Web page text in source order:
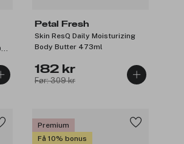
Petal Fresh
Skin ResQ Daily Moisturizing
Body Butter 473ml
182 kr
Før: 309 kr
Premium
Få 10% bonus